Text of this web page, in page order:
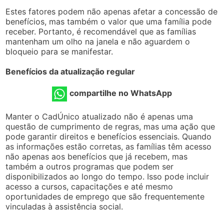
Estes fatores podem não apenas afetar a concessão de
benefícios, mas também o valor que uma família pode
receber. Portanto, é recomendável que as famílias
mantenham um olho na janela e não aguardem o
bloqueio para se manifestar.
Benefícios da atualização regular
compartilhe no WhatsApp
Manter o CadÚnico atualizado não é apenas uma
questão de cumprimento de regras, mas uma ação que
pode garantir direitos e benefícios essenciais. Quando
as informações estão corretas, as famílias têm acesso
não apenas aos benefícios que já recebem, mas
também a outros programas que podem ser
disponibilizados ao longo do tempo. Isso pode incluir
acesso a cursos, capacitações e até mesmo
oportunidades de emprego que são frequentemente
vinculadas à assistência social.